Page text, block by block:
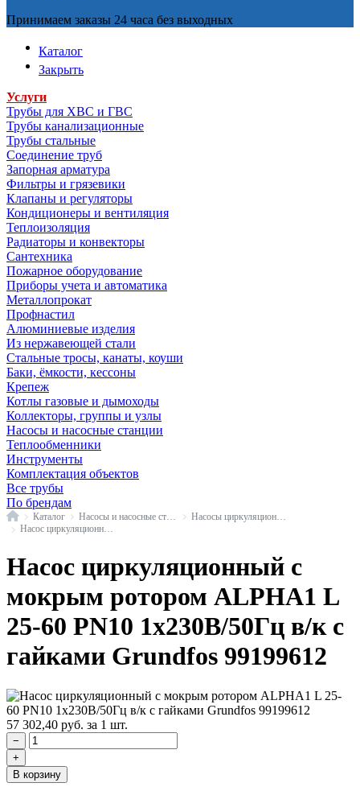
Принимаем заказы 24 часа без выходных
Каталог
Закрыть
Услуги
Трубы для ХВС и ГВС
Трубы канализационные
Трубы стальные
Соединение труб
Запорная арматура
Фильтры и грязевики
Клапаны и регуляторы
Кондиционеры и вентиляция
Теплоизоляция
Радиаторы и конвекторы
Сантехника
Пожарное оборудование
Приборы учета и автоматика
Металлопрокат
Профнастил
Алюминиевые изделия
Из нержавеющей стали
Стальные тросы, канаты, коуши
Баки, ёмкости, кессоны
Крепеж
Котлы газовые и дымоходы
Коллекторы, группы и узлы
Насосы и насосные станции
Теплообменники
Инструменты
Комплектация объектов
Все трубы
По брендам
ГлавнаяКаталог
Насос циркуляционный с мокрым ротором ALPHA1 Grundfos
Насос циркуляционный с
мокрым ротором ALPHA1 L
25-60 PN10 1х230В/50Гц в/к с
гайками Grundfos 99199612
57 302,40 руб. за 1 шт.
−
+
В корзину